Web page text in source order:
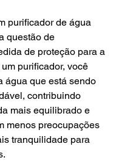
purificador de água
questão de
de proteção para a
purificador, você
água que está sendo
contribuindo
mais equilibrado e
menos preocupações
tranquilidade para